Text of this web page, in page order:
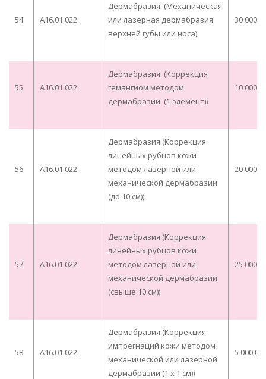
54 A16.01.022
Дермабразия (Механическая
или лазерная дермабразия
верхней губы или носа)
30
55 A16.01.022
Дермабразия (Коррекция
гемангиом методом
дермабразии (1 элемент))
10
56 A16.01.022
Дермабразия (Коррекция
линейных рубцов кожи
методом лазерной или
механической дермабразии
(до 10 см))
20
57 A16.01.022
Дермабразия (Коррекция
линейных рубцов кожи
методом лазерной или
механической дермабразии
(свыше 10 см))
25
58 A16.01.022
Дермабразия (Коррекция
импрегнаций кожи методом
механической или лазерной
дермабразии (1 х 1 см))
5 000,00